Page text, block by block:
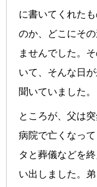
に書いてくれた
のか、どこにそ
ませんでした。
いて、そんな日
聞いていました。
ところが、父は
病院で亡くなっ
タと葬儀などを
い出しました。